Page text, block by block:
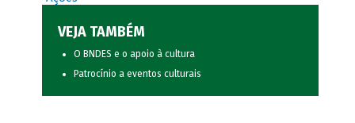
VEJA TAMBÉM
O BNDES e o apoio à cultura
Patrocínio a eventos culturais